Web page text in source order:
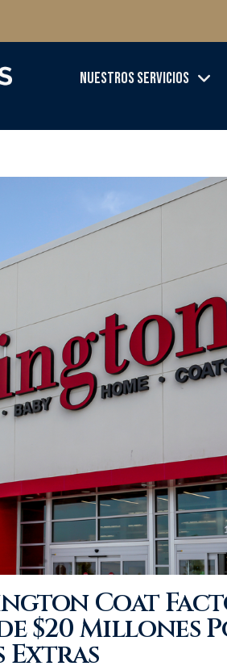
Nuestros Servicios
Coat
$20 Millones
Extras